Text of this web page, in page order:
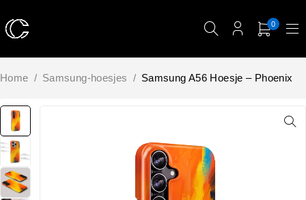
0
Home / Samsung-hoesjes / Samsung A56 Hoesje – Phoenix